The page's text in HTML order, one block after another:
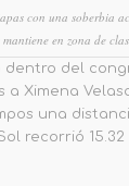
con una soberbia
en zona de
dentro del
Ximena
una
recorrió